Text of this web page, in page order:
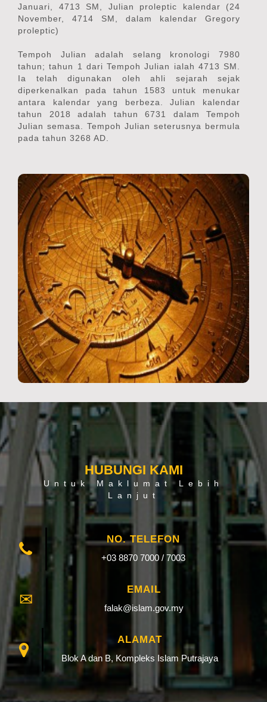
Januari, 4713 SM, Julian proleptic kalendar (24
November, 4714 SM, dalam kalendar Gregory
proleptic)
Tempoh Julian adalah selang kronologi 7980
tahun; tahun 1 dari Tempoh Julian ialah 4713 SM.
Ia telah digunakan oleh ahli sejarah sejak
diperkenalkan pada tahun 1583 untuk menukar
antara kalendar yang berbeza. Julian kalendar
tahun 2018 adalah tahun 6731 dalam Tempoh
Julian semasa. Tempoh Julian seterusnya bermula
pada tahun 3268 AD.
HUBUNGI KAMI
Untuk Maklumat Lebih
Lanjut
NO. TELEFON
+03 8870 7000 / 7003
EMAIL
falak@islam.gov.my
ALAMAT
Blok A dan B, Kompleks Islam Putrajaya